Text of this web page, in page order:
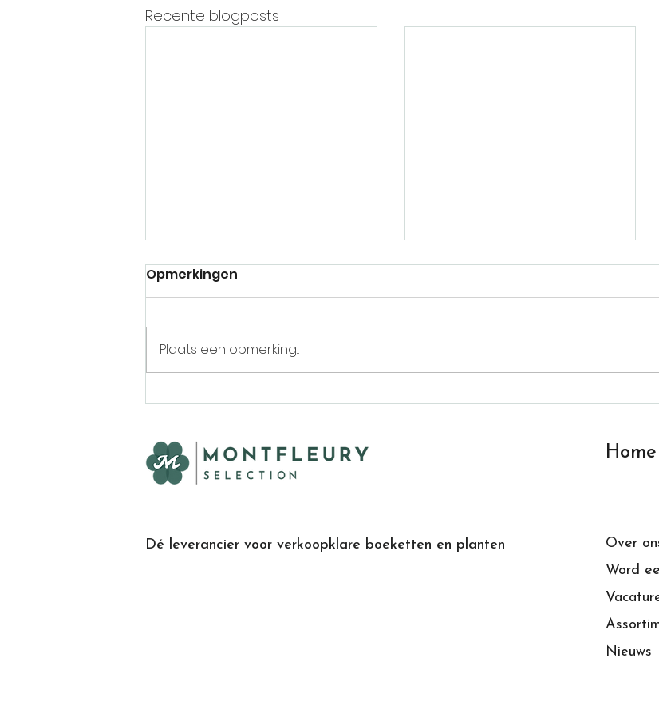
Recente blogposts
Carrièrekansen als
sleutelrol in de
bloemenketen
Montfleury investeert
Opmerkingen
Plaats een opmerking...
Dé leverancier voor verkoopklare boeketten en planten
Home
Over
Word
Nieuws